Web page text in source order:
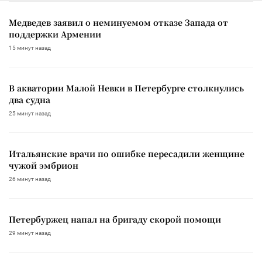
Медведев заявил о неминуемом отказе Запада от
поддержки Армении
15 минут назад
В акватории Малой Невки в Петербурге столкнулись
два судна
25 минут назад
Итальянские врачи по ошибке пересадили женщине
чужой эмбрион
26 минут назад
Петербуржец напал на бригаду скорой помощи
29 минут назад